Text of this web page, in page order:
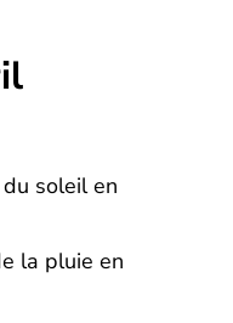
soleil en
la pluie en